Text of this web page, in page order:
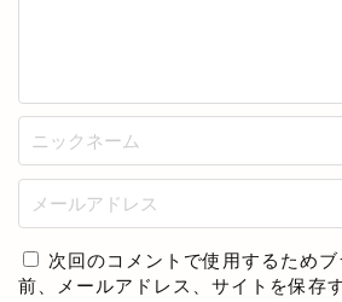
次回のコメントで使用するため
前、メールアドレス、サイトを保存す